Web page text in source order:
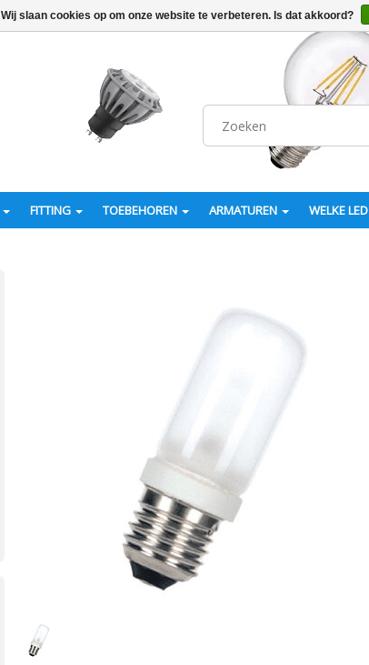
FITTING TOEBEHOREN ARMATUREN WELKE LED
Wij slaan cookies op om onze website te verbeteren. Is dat akkoord?